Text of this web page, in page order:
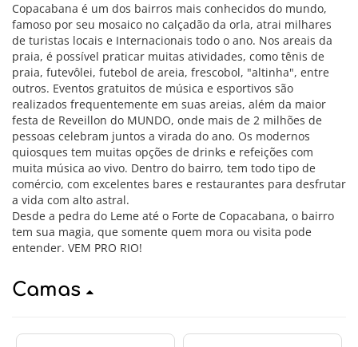
Copacabana é um dos bairros mais conhecidos do mundo,
famoso por seu mosaico no calçadão da orla, atrai milhares
de turistas locais e Internacionais todo o ano. Nos areais da
praia, é possível praticar muitas atividades, como tênis de
praia, futevôlei, futebol de areia, frescobol, "altinha", entre
outros. Eventos gratuitos de música e esportivos são
realizados frequentemente em suas areias, além da maior
festa de Reveillon do MUNDO, onde mais de 2 milhões de
pessoas celebram juntos a virada do ano. Os modernos
quiosques tem muitas opções de drinks e refeições com
muita música ao vivo. Dentro do bairro, tem todo tipo de
comércio, com excelentes bares e restaurantes para desfrutar
a vida com alto astral.
Desde a pedra do Leme até o Forte de Copacabana, o bairro
tem sua magia, que somente quem mora ou visita pode
entender. VEM PRO RIO!
Camas